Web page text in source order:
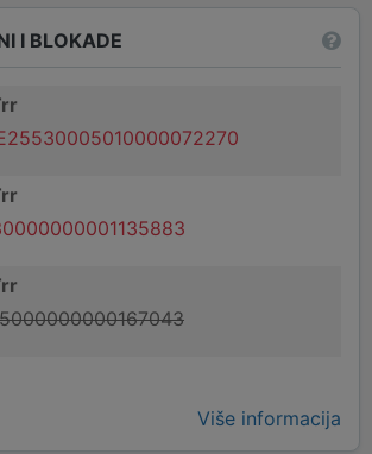
I BLOKADE
Više informacija